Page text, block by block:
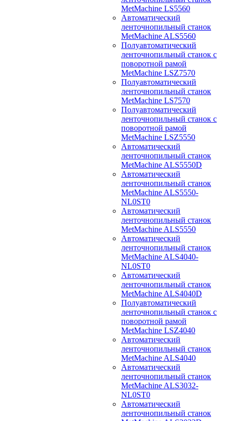
MetMachine LS5560
Автоматический
ленточнопильный станок
MetMachine ALS5560
Полуавтоматический
ленточнопильный станок с
поворотной рамой
MetMachine LSZ7570
Полуавтоматический
ленточнопильный станок
MetMachine LS7570
Полуавтоматический
ленточнопильный станок с
поворотной рамой
MetMachine LSZ5550
Автоматический
ленточнопильный станок
MetMachine ALS5550D
Автоматический
ленточнопильный станок
MetMachine ALS5550-
NL0ST0
Автоматический
ленточнопильный станок
MetMachine ALS5550
Автоматический
ленточнопильный станок
MetMachine ALS4040-
NL0ST0
Автоматический
ленточнопильный станок
MetMachine ALS4040D
Полуавтоматический
ленточнопильный станок с
поворотной рамой
MetMachine LSZ4040
Автоматический
ленточнопильный станок
MetMachine ALS4040
Автоматический
ленточнопильный станок
MetMachine ALS3032-
NL0ST0
Автоматический
ленточнопильный станок